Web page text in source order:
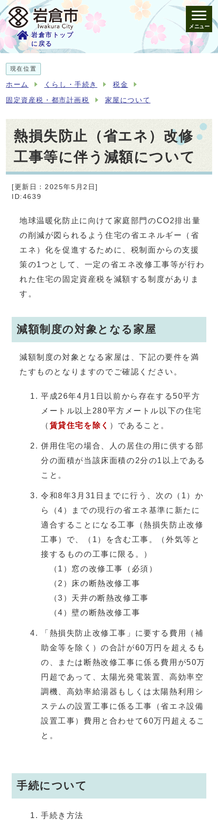
岩倉市トップ
に戻る
メニュー
現在位置
ホーム くらし・手続き 税金
固定資産税・都市計画税 家屋について
熱損失防止（省エネ）改修
工事等に伴う減額について
[更新日：2025年5月2日]
ID:4639
地球温暖化防止に向けて家庭部門のCO2排出量
の削減が図られるよう住宅の省エネルギー（省
エネ）化を促進するために、税制面からの支援
策の1つとして、一定の省エネ改修工事等が行わ
れた住宅の固定資産税を減額する制度がありま
す。
減額制度の対象となる家屋
減額制度の対象となる家屋は、下記の要件を満
たすものとなりますのでご確認ください。
平成26年4月1日以前から存在する50平方
メートル以上280平方メートル以下の住宅
（ 賃貸住宅を除く ）であること。
併用住宅の場合、人の居住の用に供する部
分の面積が当該床面積の2分の1以上である
こと。
令和8年3月31日までに行う、次の（1）か
ら（4）までの現行の省エネ基準に新たに
適合することになる工事（熱損失防止改修
工事）で、（1）を含む工事。（外気等と
接するものの工事に限る。）
（1）窓の改修工事（必須）
（2）床の断熱改修工事
（3）天井の断熱改修工事
（4）壁の断熱改修工事
「熱損失防止改修工事」に要する費用（補
助金等を除く）の合計が60万円を超えるも
の、または断熱改修工事に係る費用が50万
円超であって、太陽光発電装置、高効率空
調機、高効率給湯器もしくは太陽熱利用シ
ステムの設置工事に係る工事（省エネ設備
設置工事）費用と合わせて60万円超えるこ
と。
手続について
手続き方法